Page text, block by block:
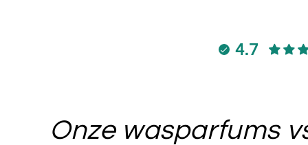
4.7
Onze wasparfums